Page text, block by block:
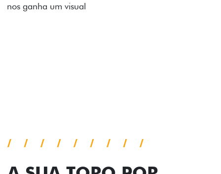
reforçam a identidade única dessa edição para lá de
TODOS OS ÂNGULOS